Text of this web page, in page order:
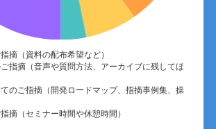
摘（資料の配布希望など）
指摘（音声や質問方法、アーカイブに残してほ
のご指摘（開発ロードマップ、指摘事例集、操
摘（セミナー時間や休憩時間）